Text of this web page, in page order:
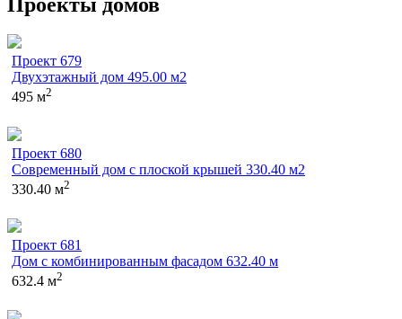
Проект 679
Двухэтажный дом 495.00 м2
495 м2
Проект 680
Современный дом с плоской крышей 330.40 м2
330.40 м2
Проект 681
Дом с комбинированным фасадом 632.40 м
632.4 м2